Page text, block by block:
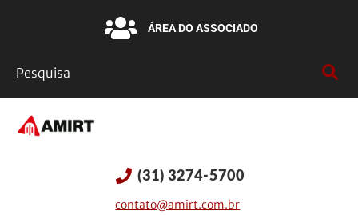
ÁREA DO ASSOCIADO
(31) 3274-5700
contato@amirt.com.br